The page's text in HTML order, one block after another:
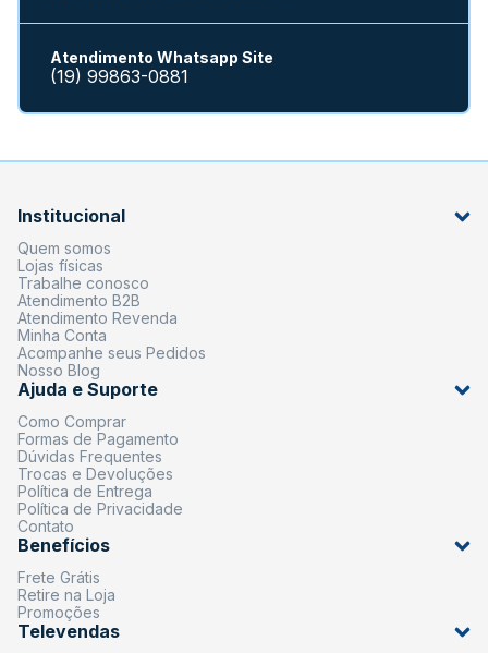
Atendimento Whatsapp Site
(19) 99863-0881
Institucional
Quem somos
Lojas físicas
Trabalhe conosco
Atendimento B2B
Atendimento Revenda
Minha Conta
Acompanhe seus Pedidos
Nosso Blog
Ajuda e Suporte
Como Comprar
Formas de Pagamento
Dúvidas Frequentes
Trocas e Devoluções
Política de Entrega
Política de Privacidade
Contato
Benefícios
Frete Grátis
Retire na Loja
Promoções
Televendas